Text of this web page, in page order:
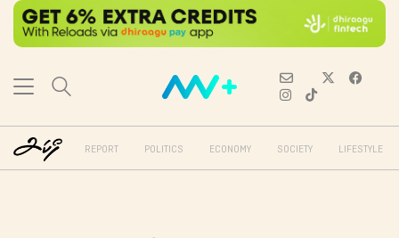
REPORT POLITICS ECONOMY SOCIETY LIFESTYLE